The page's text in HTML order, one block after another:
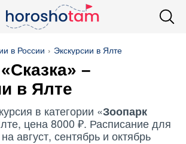
в России Экскурсии в Ялте
–
в Ялте
в категории «Зоопарк
цена 8000 ₽. Расписание для
август, сентябрь и октябрь